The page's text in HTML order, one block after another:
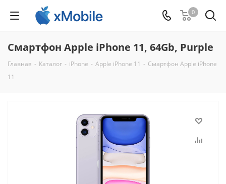
0
Смартфон Apple iPhone 11, 64Gb, Purple
Главная - Каталог - iPhone - Apple iPhone 11 - Смартфон Apple iPhone
11